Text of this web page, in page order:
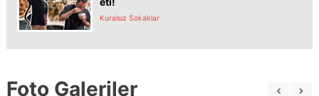
Kuralsız Sokaklar
Foto Galeriler